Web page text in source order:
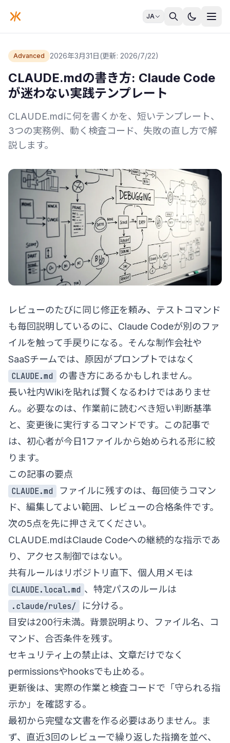
JA
Advanced 2026年3月31日(更新: 2026/7/22)
CLAUDE.mdの書き方: Claude Code
が迷わない実践テンプレート
CLAUDE.mdに何を書くかを、短いテンプレート、
3つの実務例、動く検査コード、失敗の直し方で解
説します。
レビューのたびに同じ修正を頼み、テストコマンド
も毎回説明しているのに、Claude Codeが別のファ
イルを触って手戻りになる。そんな制作会社や
SaaSチームでは、原因がプロンプトではなく
CLAUDE.md
の書き方にあるかもしれません。
長い社内Wikiを貼れば賢くなるわけではありませ
ん。必要なのは、作業前に読むべき短い判断基準
と、変更後に実行するコマンドです。この記事で
は、初心者が今日1ファイルから始められる形に絞
ります。
この記事の要点
CLAUDE.md
ファイルに残すのは、毎回使うコマン
ド、編集してよい範囲、レビューの合格条件です。
次の5点を先に押さえてください。
CLAUDE.mdはClaude Codeへの継続的な指示であ
り、アクセス制御ではない。
共有ルールはリポジトリ直下、個人用メモは
CLAUDE.local.md 、特定パスのルールは
.claude/rules/
に分ける。
目安は200行未満。背景説明より、ファイル名、コ
マンド、合否条件を残す。
セキュリティ上の禁止は、文章だけでなく
permissionsやhooksでも止める。
更新後は、実際の作業と検査コードで「守られる指
示か」を確認する。
最初から完璧な文書を作る必要はありません。ま
ず、直近3回のレビューで繰り返した指摘を並べ、